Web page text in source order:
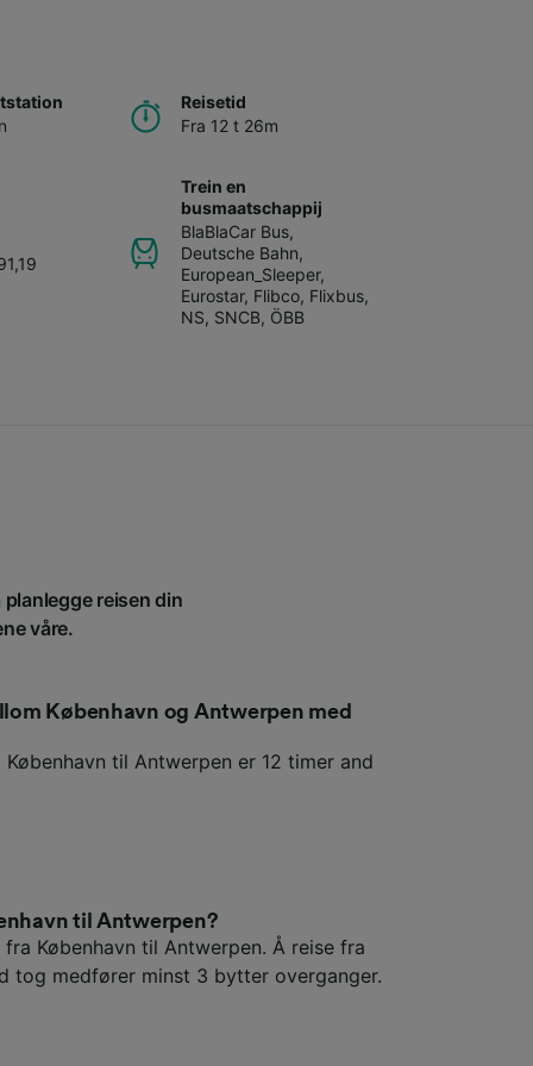
Reisetid
Fra 12 t 26m
Trein en
busmaatschappij
BlaBlaCar Bus,
Deutsche Bahn,
European_Sleeper,
Eurostar, Flibco, Flixbus,
NS, SNCB, ÖBB
reisen din
våre.
København og Antwerpen med
til Antwerpen er 12 timer and
til Antwerpen?
København til Antwerpen. Å reise fra
tog medfører minst 3 bytter overganger.